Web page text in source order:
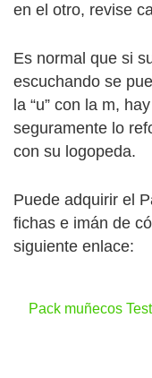
en el otro, revise
Es normal que si
escuchando se
la “u” con la m,
seguramente lo
con su logopeda.
Puede adquirir el
fichas e imán de
siguiente enlace:
Pack muñecos